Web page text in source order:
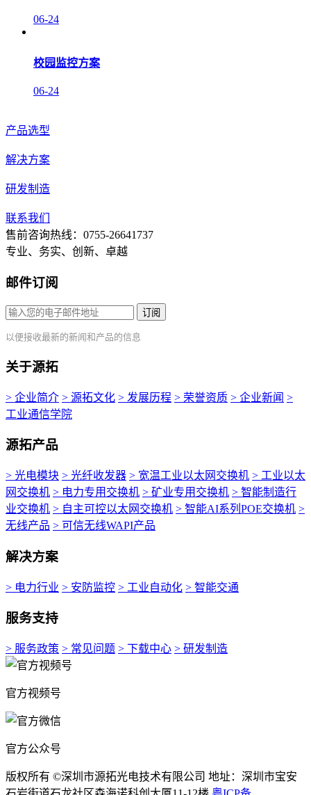
06-24
校园监控方案
06-24
产品选型
解决方案
研发制造
联系我们
售前咨询热线：0755-26641737
专业、务实、创新、卓越
邮件订阅
订阅
以便接收最新的新闻和产品的信息
关于源拓
> 企业简介 > 源拓文化 > 发展历程 > 荣誉资质 > 企业新闻 >
工业通信学院
源拓产品
> 光电模块 > 光纤收发器 > 宽温工业以太网交换机 > 工业以太
网交换机 > 电力专用交换机 > 矿业专用交换机 > 智能制造行
业交换机 > 自主可控以太网交换机 > 智能AI系列POE交换机 >
无线产品 > 可信无线WAPI产品
解决方案
> 电力行业 > 安防监控 > 工业自动化 > 智能交通
服务支持
> 服务政策 > 常见问题 > 下载中心 > 研发制造
官方视频号
官方公众号
版权所有 ©深圳市源拓光电技术有限公司 地址：深圳市宝安